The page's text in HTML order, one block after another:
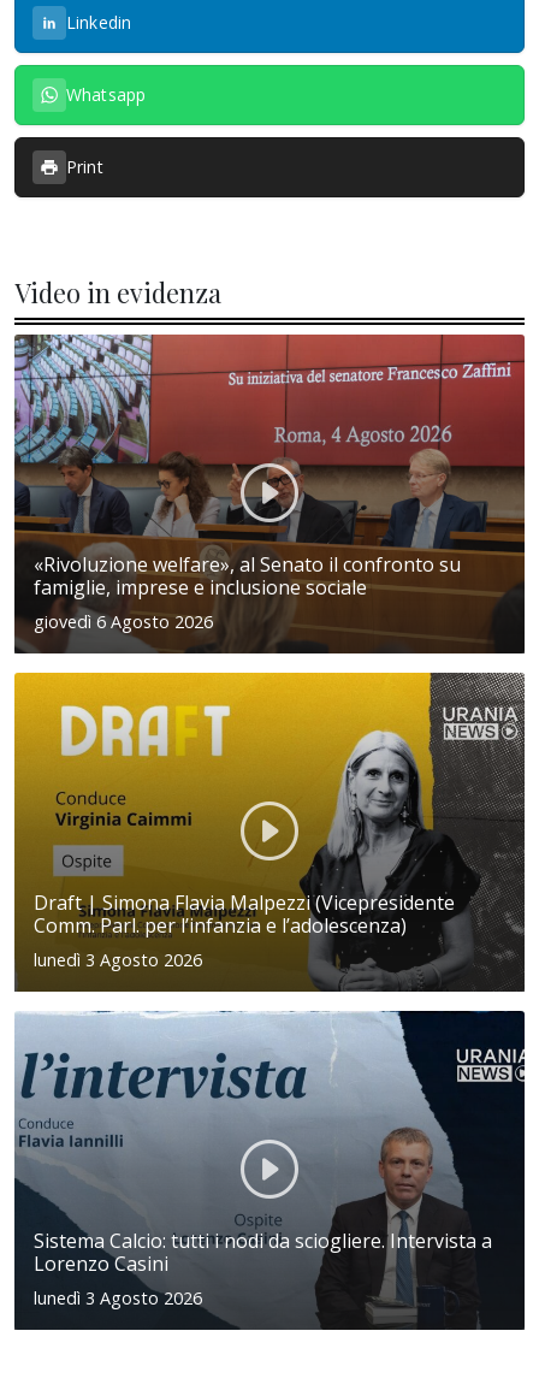
Linkedin
Whatsapp
Print
Video in evidenza
«Rivoluzione welfare», al Senato il confronto su
famiglie, imprese e inclusione sociale
giovedì 6 Agosto 2026
Draft | Simona Flavia Malpezzi (Vicepresidente
Comm. Parl. per l’infanzia e l’adolescenza)
lunedì 3 Agosto 2026
Sistema Calcio: tutti i nodi da sciogliere. Intervista a
Lorenzo Casini
lunedì 3 Agosto 2026